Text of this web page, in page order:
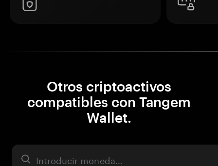
Otros criptoactivos
compatibles con Tangem
Wallet.
Activo